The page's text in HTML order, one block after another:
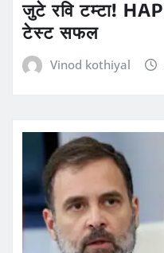
जुटे रवि टम्टा!
टेस्ट सफल
Vinod kothiyal